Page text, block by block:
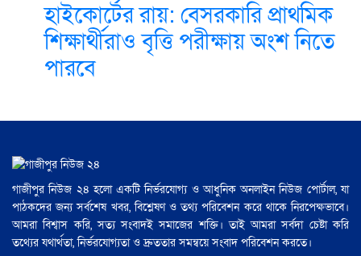
হাইকোর্টের রায়: বেসরকারি প্রাথমিক
শিক্ষার্থীরাও বৃত্তি পরীক্ষায় অংশ নিতে
পারবে
গাজীপুর নিউজ ২৪ হলো একটি নির্ভরযোগ্য ও আধুনিক অনলাইন নিউজ পোর্টাল, যা
পাঠকদের জন্য সর্বশেষ খবর, বিশ্লেষণ ও তথ্য পরিবেশন করে থাকে নিরপেক্ষভাবে।
আমরা বিশ্বাস করি, সত্য সংবাদই সমাজের শক্তি। তাই আমরা সর্বদা চেষ্টা করি
তথ্যের যথার্থতা, নির্ভরযোগ্যতা ও দ্রুততার সমন্বয়ে সংবাদ পরিবেশন করতে।